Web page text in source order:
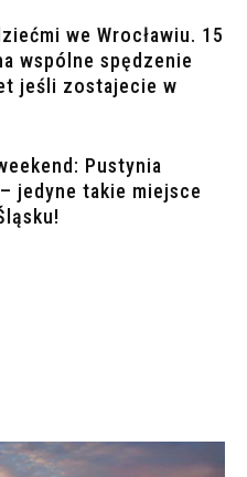
we Wrocławiu. 15
wspólne spędzenie
jeśli zostajecie w
Pustynia
jedyne takie miejsce